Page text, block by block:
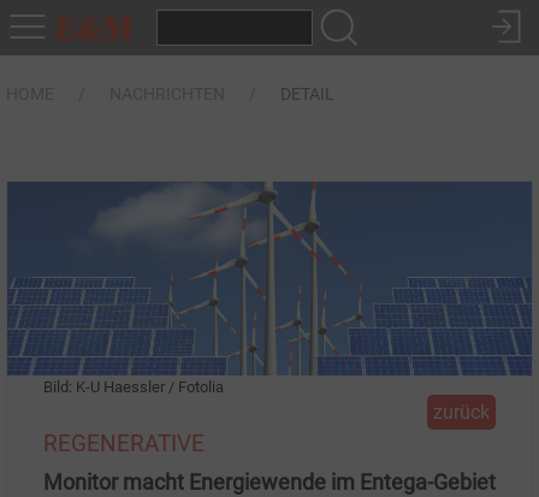
DETAIL
Bild: K-U Haessler / Fotolia
zurück
REGENERATIVE
Monitor macht Energiewende im Entega-Gebiet